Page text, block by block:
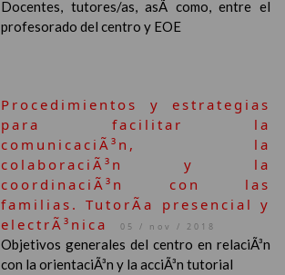
Docentes, tutores/as, asÃ­ como, entre el
profesorado del centro y EOE
Procedimientos y estrategias
para facilitar la
comunicaciÃ³n, la
colaboraciÃ³n y la
coordinaciÃ³n con las
familias. TutorÃ­a presencial y
electrÃ³nica
05 / nov / 2018
Objetivos generales del centro en relaciÃ³n
con la orientaciÃ³n y la acciÃ³n tutorial